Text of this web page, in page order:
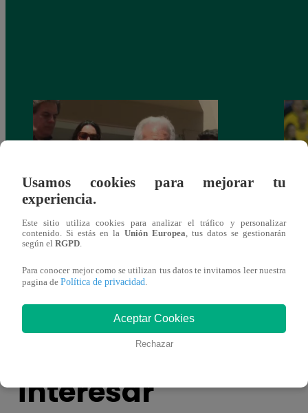
Álvaro Vargas Llosa agradecido por
muestras de afecto tras muerte de su padre
Esto
También te puede
interesar
Usamos cookies para mejorar tu
experiencia.
Este sitio utiliza cookies para analizar el tráfico y personalizar
contenido. Si estás en la Unión Europea, tus datos se gestionarán
según el RGPD.
Para conocer mejor como se utilizan tus datos te invitamos leer nuestra
pagina de Política de privacidad.
Aceptar Cookies
Rechazar